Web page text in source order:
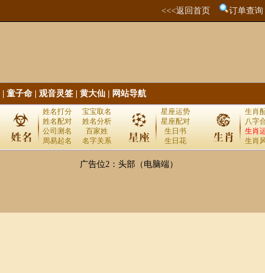
<<<返回首页 订单查询
童子命 观音灵签 黄大仙 网站导航
姓名打分
宝宝取名
姓名配对
姓名分析
公司测名
百家姓
周易起名
名字关系
星座运势
星座配对
生日书
生日花
生肖
八字
生肖
生肖
广告位2：头部（电脑端）